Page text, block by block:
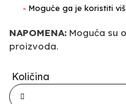
- Moguće ga je koristiti
NAPOMENA: Moguća su
proizvoda.
Količina